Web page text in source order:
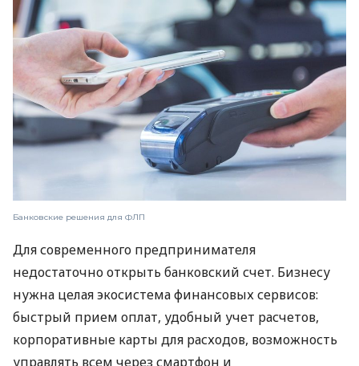
Банковские решения для ФЛП
Для современного предпринимателя
недостаточно открыть банковский счет. Бизнесу
нужна целая экосистема финансовых сервисов:
быстрый прием оплат, удобный учет расчетов,
корпоративные карты для расходов, возможность
управлять всем через смартфон и